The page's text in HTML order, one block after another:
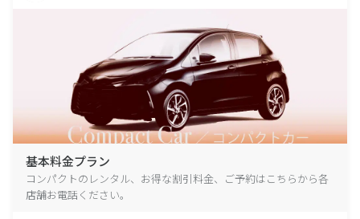
基本料金プラン
コンパクトのレンタル、お得な割引料金、ご予約はこちらから各
店舗お電話ください。